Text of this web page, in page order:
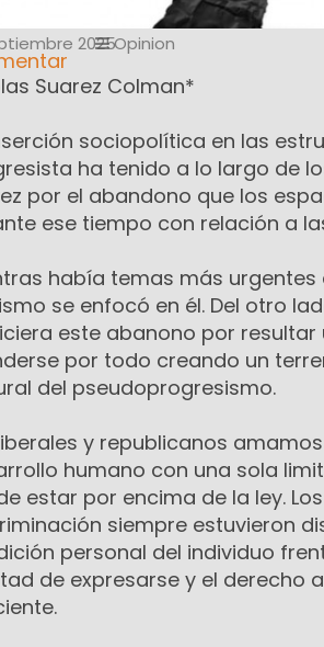
2025Opinion
Suarez Colman*
sociopolítica en las
ha tenido a lo largo de
por el abandono que los
ese tiempo con relación a
había temas más
se enfocó en él. Del otro
este abanono por
por todo creando un
del pseudoprogresismo.
y republicanos
humano con una sola
estar por encima de la ley.
siempre estuvieron
personal del individuo
de expresarse y el derecho